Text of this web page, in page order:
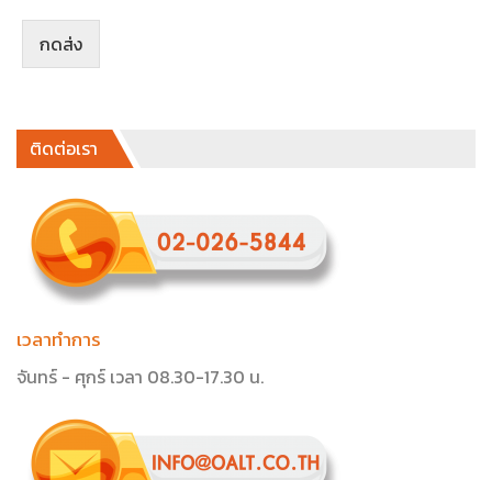
กดส่ง
ติดต่อเรา
เวลาทำการ
จันทร์ - ศุกร์ เวลา 08.30-17.30 น.